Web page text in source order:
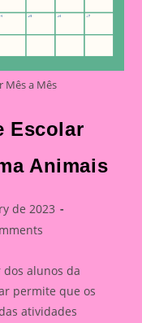
Mês a Mês
Escolar
Animais
de 2023
alunos da
permite que os
atividades